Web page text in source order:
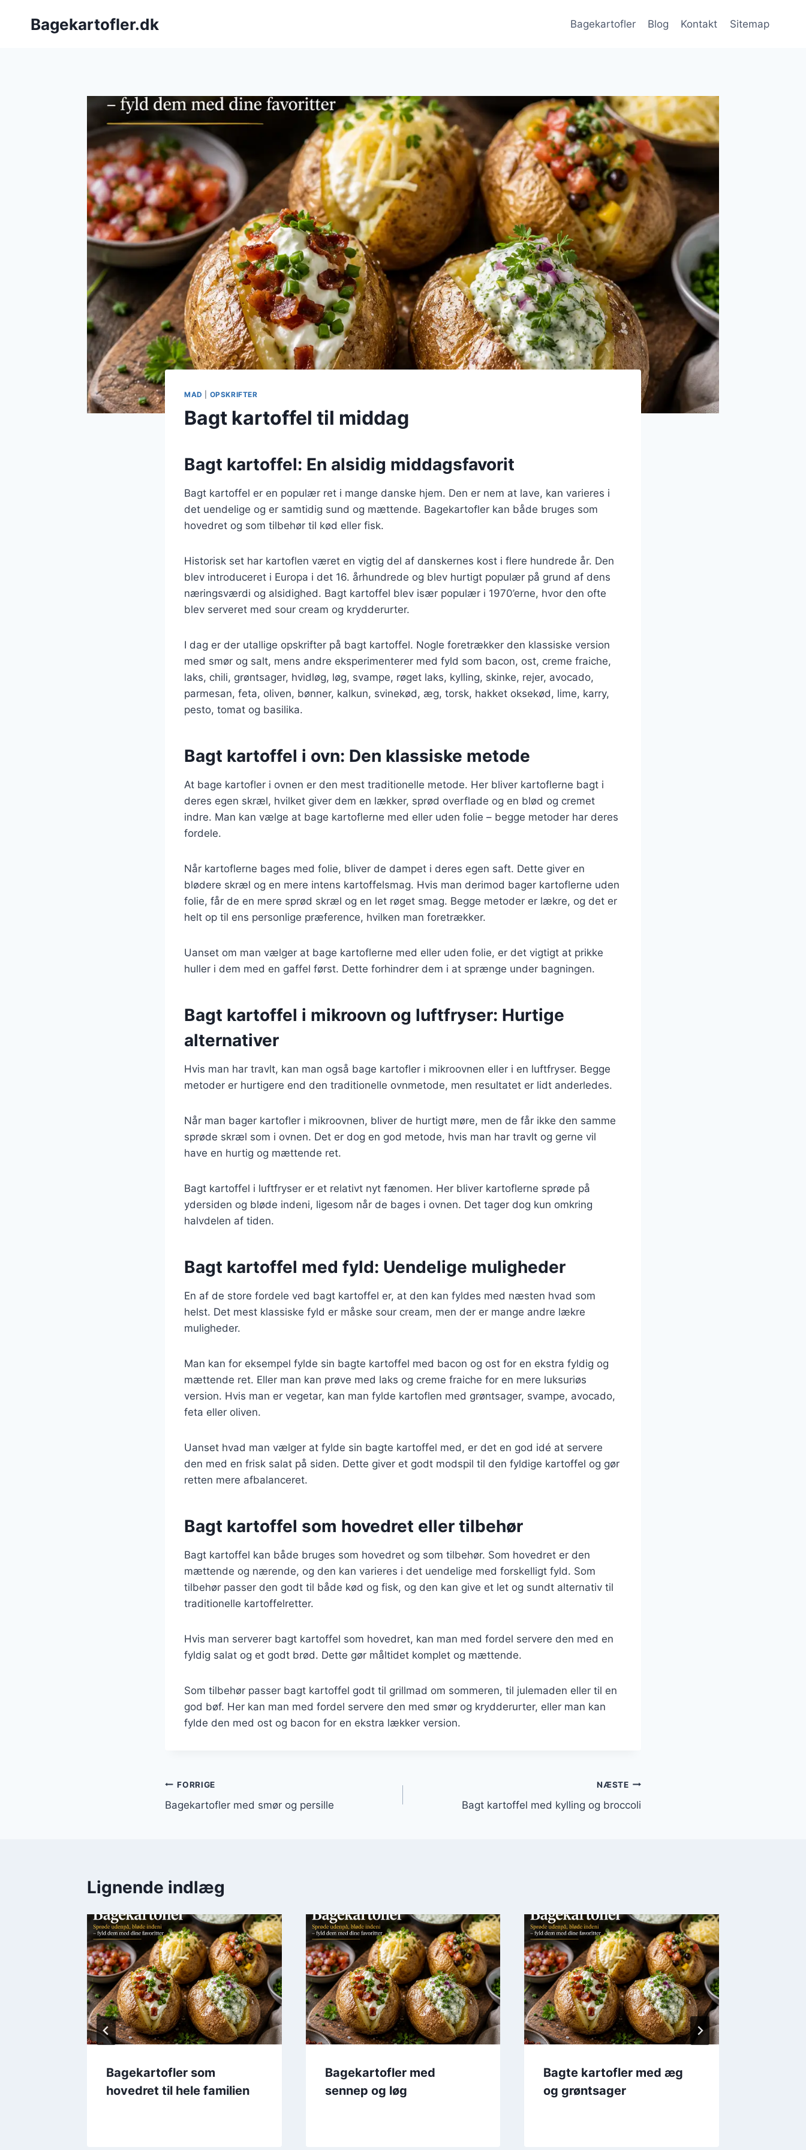
Bagekartofler.dk Bagekartofler Blog Kontakt Sitemap
MAD OPSKRIFTER
Bagt kartoffel til middag
Bagt kartoffel: En alsidig middagsfavorit
Bagt kartoffel er en populær ret i mange danske hjem. Den er nem at lave, kan varieres i
det uendelige og er samtidig sund og mættende. Bagekartofler kan både bruges som
hovedret og som tilbehør til kød eller fisk.
Historisk set har kartoflen været en vigtig del af danskernes kost i flere hundrede år. Den
blev introduceret i Europa i det 16. århundrede og blev hurtigt populær på grund af dens
næringsværdi og alsidighed. Bagt kartoffel blev især populær i 1970’erne, hvor den ofte
blev serveret med sour cream og krydderurter.
I dag er der utallige opskrifter på bagt kartoffel. Nogle foretrækker den klassiske version
med smør og salt, mens andre eksperimenterer med fyld som bacon, ost, creme fraiche,
laks, chili, grøntsager, hvidløg, løg, svampe, røget laks, kylling, skinke, rejer, avocado,
parmesan, feta, oliven, bønner, kalkun, svinekød, æg, torsk, hakket oksekød, lime, karry,
pesto, tomat og basilika.
Bagt kartoffel i ovn: Den klassiske metode
At bage kartofler i ovnen er den mest traditionelle metode. Her bliver kartoflerne bagt i
deres egen skræl, hvilket giver dem en lækker, sprød overflade og en blød og cremet
indre. Man kan vælge at bage kartoflerne med eller uden folie – begge metoder har deres
fordele.
Når kartoflerne bages med folie, bliver de dampet i deres egen saft. Dette giver en
blødere skræl og en mere intens kartoffelsmag. Hvis man derimod bager kartoflerne uden
folie, får de en mere sprød skræl og en let røget smag. Begge metoder er lækre, og det er
helt op til ens personlige præference, hvilken man foretrækker.
Uanset om man vælger at bage kartoflerne med eller uden folie, er det vigtigt at prikke
huller i dem med en gaffel først. Dette forhindrer dem i at sprænge under bagningen.
Bagt kartoffel i mikroovn og luftfryser: Hurtige
alternativer
Hvis man har travlt, kan man også bage kartofler i mikroovnen eller i en luftfryser. Begge
metoder er hurtigere end den traditionelle ovnmetode, men resultatet er lidt anderledes.
Når man bager kartofler i mikroovnen, bliver de hurtigt møre, men de får ikke den samme
sprøde skræl som i ovnen. Det er dog en god metode, hvis man har travlt og gerne vil
have en hurtig og mættende ret.
Bagt kartoffel i luftfryser er et relativt nyt fænomen. Her bliver kartoflerne sprøde på
ydersiden og bløde indeni, ligesom når de bages i ovnen. Det tager dog kun omkring
halvdelen af tiden.
Bagt kartoffel med fyld: Uendelige muligheder
En af de store fordele ved bagt kartoffel er, at den kan fyldes med næsten hvad som
helst. Det mest klassiske fyld er måske sour cream, men der er mange andre lækre
muligheder.
Man kan for eksempel fylde sin bagte kartoffel med bacon og ost for en ekstra fyldig og
mættende ret. Eller man kan prøve med laks og creme fraiche for en mere luksuriøs
version. Hvis man er vegetar, kan man fylde kartoflen med grøntsager, svampe, avocado,
feta eller oliven.
Uanset hvad man vælger at fylde sin bagte kartoffel med, er det en god idé at servere
den med en frisk salat på siden. Dette giver et godt modspil til den fyldige kartoffel og gør
retten mere afbalanceret.
Bagt kartoffel som hovedret eller tilbehør
Bagt kartoffel kan både bruges som hovedret og som tilbehør. Som hovedret er den
mættende og nærende, og den kan varieres i det uendelige med forskelligt fyld. Som
tilbehør passer den godt til både kød og fisk, og den kan give et let og sundt alternativ til
traditionelle kartoffelretter.
Hvis man serverer bagt kartoffel som hovedret, kan man med fordel servere den med en
fyldig salat og et godt brød. Dette gør måltidet komplet og mættende.
Som tilbehør passer bagt kartoffel godt til grillmad om sommeren, til julemaden eller til en
god bøf. Her kan man med fordel servere den med smør og krydderurter, eller man kan
fylde den med ost og bacon for en ekstra lækker version.
Indlægsnavigation
FORRIGE
Bagekartofler med smør og persille
NÆSTE
Bagt kartoffel med kylling og broccoli
Lignende indlæg
Bagekartofler som
hovedret til hele familien
Bagekartofler med
sennep og løg
Bagte kartofler med æg
og grøntsager